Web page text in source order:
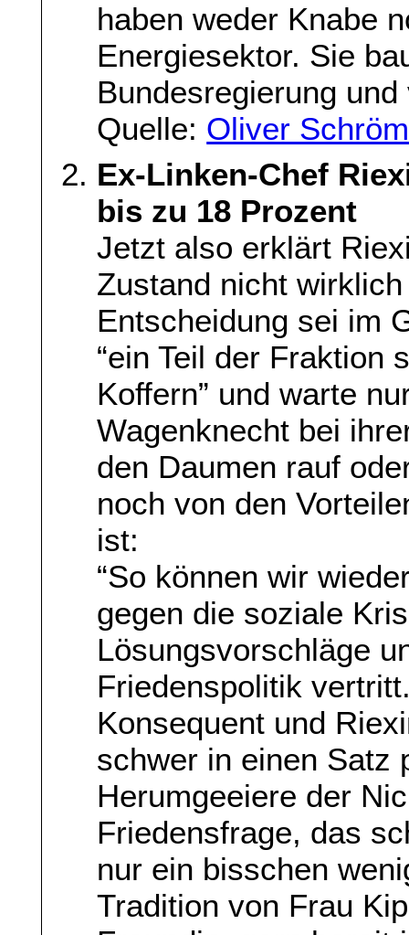
haben weder Knabe
Energiesektor. Sie
Bundesregierung
Quelle: Oliver
Ex-Linken-Chef
bis zu 18 Prozent
Jetzt also erklärt
Zustand nicht
Entscheidung sei im
“ein Teil der Fraktion
Koffern” und warte
Wagenknecht bei
den Daumen rauf
noch von den
ist:
“So können wir
gegen die soziale
Lösungsvorschläge
Friedenspolitik
Konsequent und
schwer in einen Satz
Herumgeeiere der
Friedensfrage, das
nur ein bisschen
Tradition von Frau